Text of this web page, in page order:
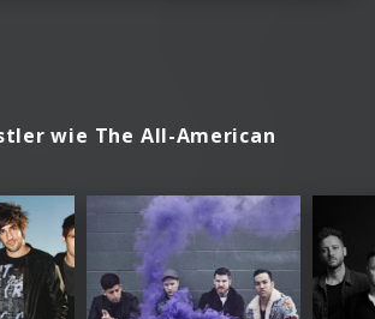
wie The All-American